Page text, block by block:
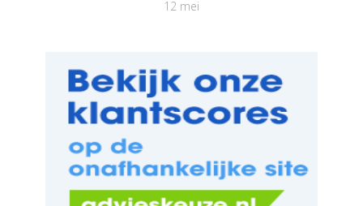
12 mei